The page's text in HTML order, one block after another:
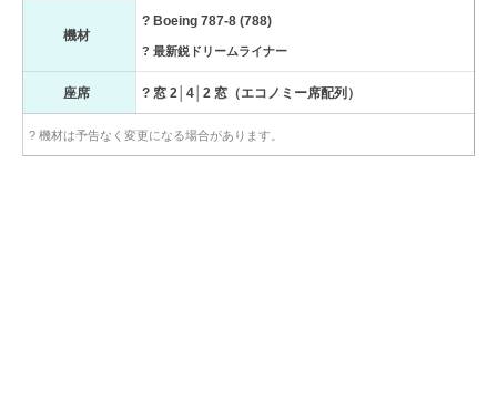
機材
? Boeing 787-8 (788)
? 最新鋭ドリームライナー
座席 ? 窓 2│4│2 窓（エコノミー席配列）
? 機材は予告なく変更になる場合があります。